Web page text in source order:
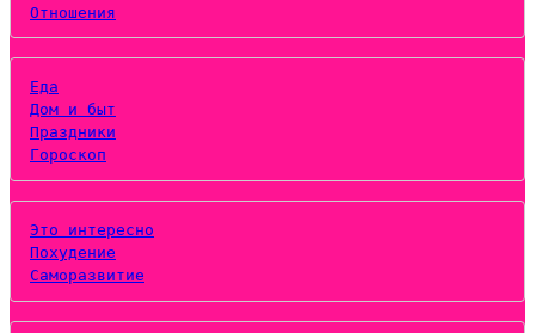
Отношения
Еда
Дом и быт
Праздники
Гороскоп
Это интересно
Похудение
Саморазвитие